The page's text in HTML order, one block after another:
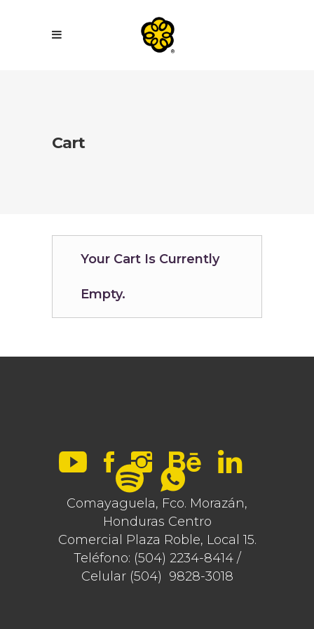
Cart
Your Cart Is Currently
Empty.
Comayaguela, Fco. Morazán,
Honduras Centro
Comercial Plaza Roble, Local 15.
Teléfono: (504) 2234-8414 /
Celular (504) 9828-3018